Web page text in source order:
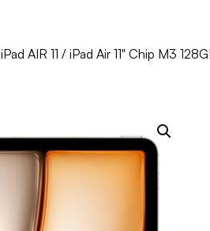
iPad AIR 11 / iPad Air 11" Chip M3